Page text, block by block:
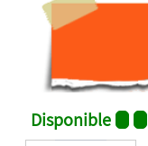
Disponible